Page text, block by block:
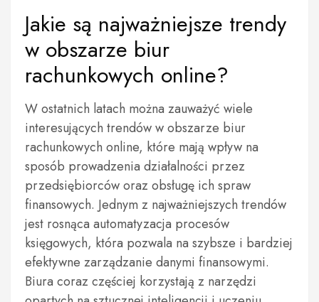
Jakie są najważniejsze trendy
w obszarze biur
rachunkowych online?
W ostatnich latach można zauważyć wiele
interesujących trendów w obszarze biur
rachunkowych online, które mają wpływ na
sposób prowadzenia działalności przez
przedsiębiorców oraz obsługę ich spraw
finansowych. Jednym z najważniejszych trendów
jest rosnąca automatyzacja procesów
księgowych, która pozwala na szybsze i bardziej
efektywne zarządzanie danymi finansowymi.
Biura coraz częściej korzystają z narzędzi